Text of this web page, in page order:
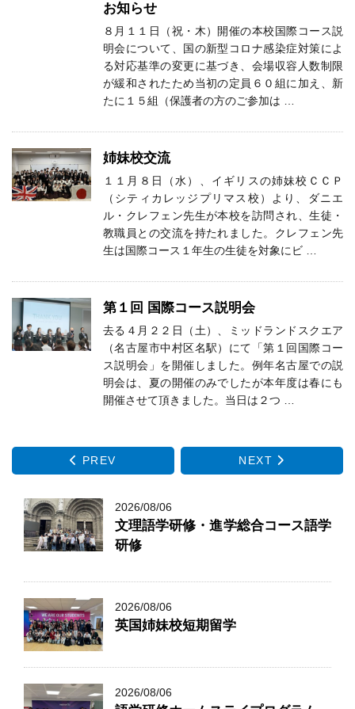
お知らせ
８月１１日（祝・木）開催の本校国際コース説
明会について、国の新型コロナ感染症対策によ
る対応基準の変更に基づき、会場収容人数制限
が緩和されたため当初の定員６０組に加え、新
たに１５組（保護者の方のご参加は …
姉妹校交流
１１月８日（水）、イギリスの姉妹校ＣＣＰ
（シティカレッジプリマス校）より、ダニエ
ル・クレフェン先生が本校を訪問され、生徒・
教職員との交流を持たれました。クレフェン先
生は国際コース１年生の生徒を対象にビ …
第１回 国際コース説明会
去る４月２２日（土）、ミッドランドスクエア
（名古屋市中村区名駅）にて「第１回国際コー
ス説明会」を開催しました。例年名古屋での説
明会は、夏の開催のみでしたが本年度は春にも
開催させて頂きました。当日は２つ …
PREV NEXT
2026/08/06
文理語学研修・進学総合コース語学
研修
2026/08/06
英国姉妹校短期留学
2026/08/06